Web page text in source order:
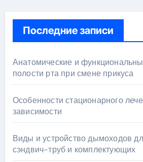
Последние записи
Анатомические и
полости рта при смене прикуса
Особенности стационарного
зависимости
Виды и устройство дымоходов
сэндвич-труб и комплектующих